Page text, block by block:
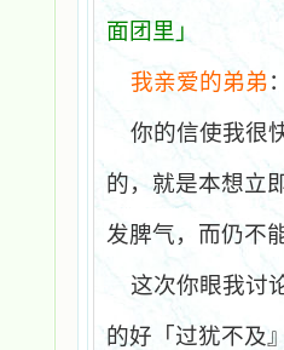
面团里」
我亲爱的弟弟
你的信使我很
的，就是本想立
发脾气，而仍
这次你眼我讨
的好「过犹不及